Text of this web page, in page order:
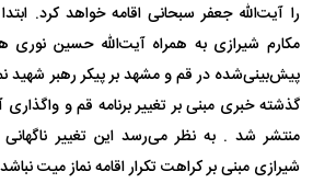
را آیت‌الله جعفر سبحانی اقامه خواهد کرد.
مکارم شیرازی به همراه آیت‌الله حسین نوری
پیش‌بینی‌شده در قم و مشهد بر پیکر رهبر شهید
گذشته خبری مبنی بر تغییر برنامه قم و
منتشر شد . به نظر می‌رسد این تغییر ناگهانی
شیرازی مبنی بر کراهت تکرار اقامه نماز میت